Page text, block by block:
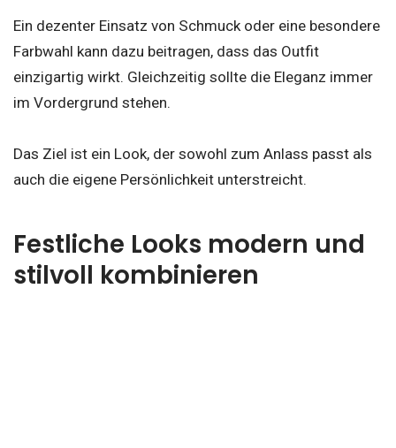
Ein dezenter Einsatz von Schmuck oder eine besondere
Farbwahl kann dazu beitragen, dass das Outfit
einzigartig wirkt. Gleichzeitig sollte die Eleganz immer
im Vordergrund stehen.
Das Ziel ist ein Look, der sowohl zum Anlass passt als
auch die eigene Persönlichkeit unterstreicht.
Festliche Looks modern und
stilvoll kombinieren